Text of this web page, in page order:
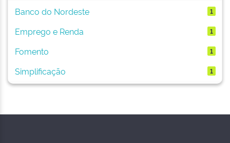
Banco do Nordeste
1
Emprego e Renda 1
Fomento 1
Simplificação 1